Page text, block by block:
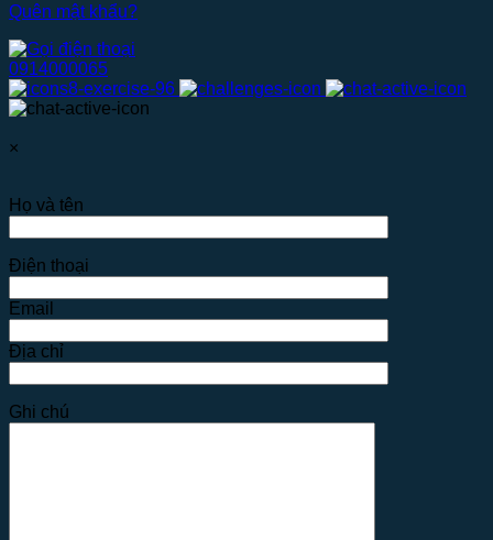
Quên mật khẩu?
0914000065
×
Họ và tên
Điện thoại
Email
Địa chỉ
Ghi chú